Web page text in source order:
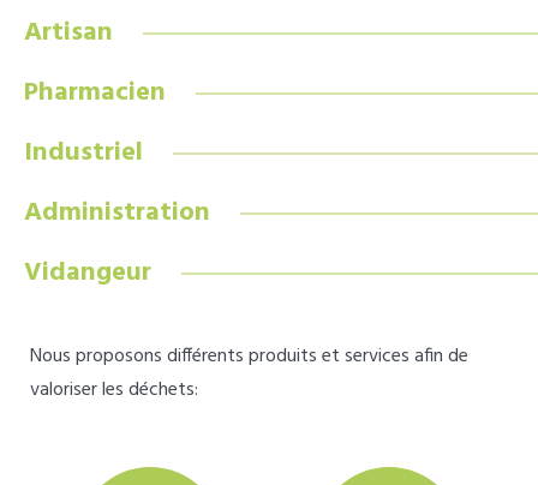
Artisan
Pharmacien
Industriel
Administration
Vidangeur
Nous proposons différents produits et services afin de
valoriser les déchets: